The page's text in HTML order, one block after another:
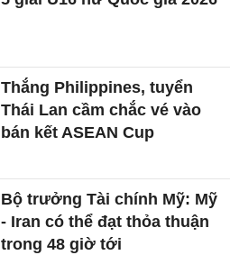
Thắng Philippines, tuyển
Thái Lan cầm chắc vé vào
bán kết ASEAN Cup
Bộ trưởng Tài chính Mỹ: Mỹ
- Iran có thể đạt thỏa thuận
trong 48 giờ tới